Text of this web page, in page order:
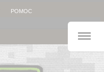
POMOC